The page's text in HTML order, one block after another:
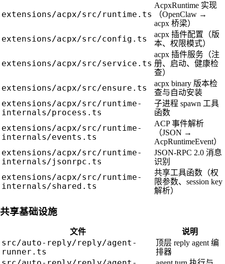
extensions/acpx/src/runtime.ts
AcpxRuntime 实现
（OpenClaw →
acpx 桥梁）
extensions/acpx/src/config.ts
acpx 插件配置（版
本、权限模式）
extensions/acpx/src/service.ts
acpx 插件服务（注
册、启动、健康检
查）
extensions/acpx/src/ensure.ts
acpx binary 版本检
查与自动安装
extensions/acpx/src/runtime-
internals/process.ts
子进程 spawn 工具
函数
extensions/acpx/src/runtime-
internals/events.ts
ACP 事件解析
（JSON →
AcpRuntimeEvent）
extensions/acpx/src/runtime-
internals/jsonrpc.ts
JSON-RPC 2.0 消息
识别
extensions/acpx/src/runtime-
internals/shared.ts
共享工具函数（权
限参数、session key
解析）
共享基础设施
文件 说明
src/auto-reply/reply/agent-
runner.ts
顶层 reply agent 编
排器